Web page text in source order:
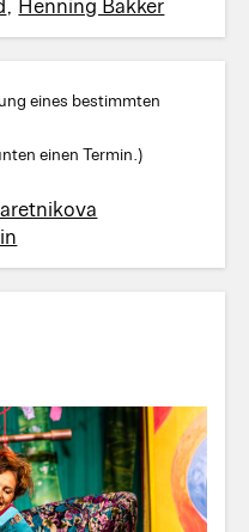
eines bestimmten
einen Termin.)